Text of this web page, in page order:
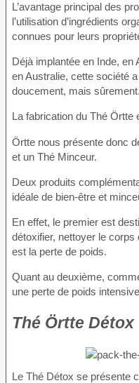
L’avantage principal des
l’utilisation d’ingrédients
connues pour leurs
Déjà implantée en Inde, en
en Australie, cette société
doucement, mais sûrement.
La fabrication du Thé
Örtte nous présente donc
et un Thé Minceur.
Deux produits
idéale de bien-être et
En effet, le premier est
détoxifier, nettoyer le corps
est la perte de poids.
Quant au deuxième,
une perte de poids
Thé Örtte Détox
Le Thé Détox se présente